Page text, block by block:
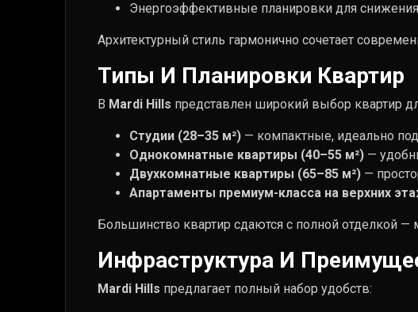
Энергоэффективные планировки для
Архитектурный стиль гармонично сочетает
Типы И Планировки Квартир
В Mardi Hills представлен широкий выбор квартир
Студии (28–35 м²) — компактные, идеально
Однокомнатные квартиры (40–55 м²) —
Двухкомнатные квартиры (65–85 м²) —
Апартаменты премиум-класса на верхних
Большинство квартир сдаются с полной отделкой
Инфраструктура И
Mardi Hills предлагает полный набор удобств: